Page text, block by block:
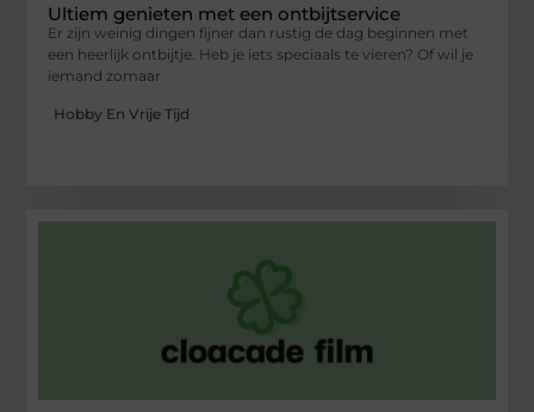
Ultiem genieten met een ontbijtservice
Er zijn weinig dingen fijner dan rustig de dag beginnen met
een heerlijk ontbijtje. Heb je iets speciaals te vieren? Of wil je
iemand zomaar
Hobby En Vrije Tijd